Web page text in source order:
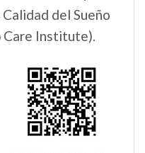
del Sueño
Care Institute).